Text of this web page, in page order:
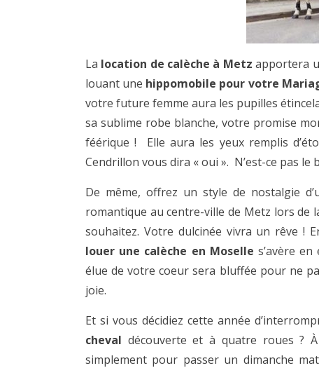
La location de calèche à Metz apportera
louant une hippomobile pour votre
votre future femme aura les pupilles
sa sublime robe blanche, votre promise
féérique ! Elle aura les yeux remplis
Cendrillon vous dira « oui ». N’est-ce pas le
De même, offrez un style de nostalgie
romantique au centre-ville de Metz lors de
souhaitez. Votre dulcinée vivra un rêve !
louer une calèche en Moselle s’avère
élue de votre coeur sera bluffée pour ne
joie.
Et si vous décidiez cette année
cheval découverte et à quatre roues ? À
simplement pour passer un dimanche